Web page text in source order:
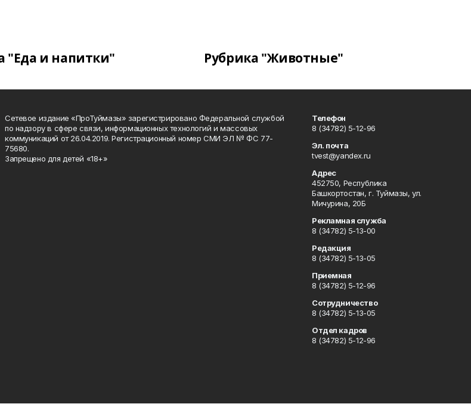
"Еда и напитки" Рубрика "Животные"
Сетевое издание «ПроТуймазы» зарегистрировано Федеральной службой
по надзору в сфере связи, информационных технологий и массовых
коммуникаций от 26.04.2019. Регистрационный номер СМИ ЭЛ № ФС 77-
75680.
Запрещено для детей «18+»
Телефон
8 (34782) 5-12-96
Эл. почта
tvest@yandex.ru
Адрес
452750, Республика
Башкортостан, г. Туймазы, ул.
Мичурина, 20Б
Рекламная служба
8 (34782) 5-13-00
Редакция
8 (34782) 5-13-05
Приемная
8 (34782) 5-12-96
Сотрудничество
8 (34782) 5-13-05
Отдел кадров
8 (34782) 5-12-96